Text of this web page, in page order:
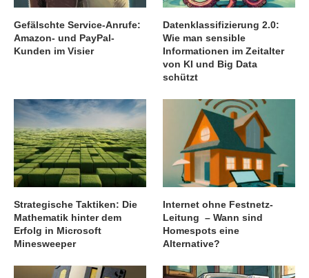
Gefälschte Service-Anrufe:
Amazon- und PayPal-
Kunden im Visier
Datenklassifizierung 2.0:
Wie man sensible
Informationen im Zeitalter
von KI und Big Data
schützt
Strategische Taktiken: Die
Mathematik hinter dem
Erfolg in Microsoft
Minesweeper
Internet ohne Festnetz-
Leitung – Wann sind
Homespots eine
Alternative?